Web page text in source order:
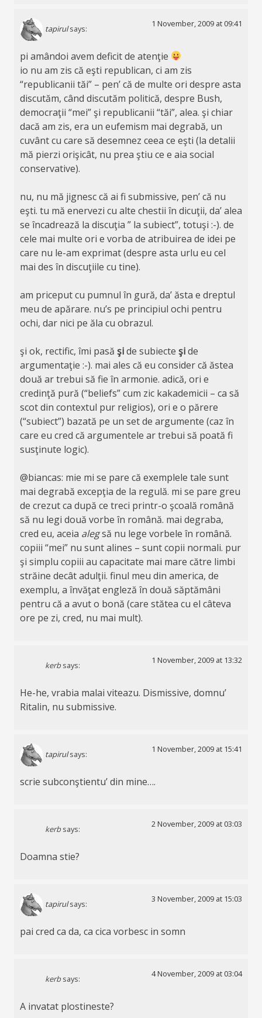
tapirul says:
1 November, 2009 at 09:41
pi amândoi avem deficit de atenţie
io nu am zis că eşti republican, ci am zis
“republicanii tăi” – pen’ că de multe ori despre asta
discutăm, când discutăm politică, despre Bush,
democraţii “mei” şi republicanii “tăi”, alea. şi chiar
dacă am zis, era un eufemism mai degrabă, un
cuvânt cu care să desemnez ceea ce eşti (la detalii
mă pierzi orişicât, nu prea ştiu ce e aia social
conservative).
nu, nu mă jignesc că ai fi submissive, pen’ că nu
eşti. tu mă enervezi cu alte chestii în dicuţii, da’ alea
se încadrează la discuţia ” la subiect”, totuşi :-). de
cele mai multe ori e vorba de atribuirea de idei pe
care nu le-am exprimat (despre asta urlu eu cel
mai des în discuţiile cu tine).
am priceput cu pumnul în gură, da’ ăsta e dreptul
meu de apărare. nu’s pe principiul ochi pentru
ochi, dar nici pe ăla cu obrazul.
şi ok, rectific, îmi pasă şide subiecte şide
argumentaţie :-). mai ales că eu consider că ăstea
două ar trebui să fie în armonie. adică, ori e
credinţă pură (“beliefs” cum zic kakademicii – ca să
scot din contextul pur religios), ori e o părere
(“subiect”) bazată pe un set de argumente (caz în
care eu cred că argumentele ar trebui să poată fi
susţinute logic).
@biancas: mie mi se pare că exemplele tale sunt
mai degrabă excepţia de la regulă. mi se pare greu
de crezut ca după ce treci printr-o şcoală română
să nu legi două vorbe în română. mai degraba,
cred eu, aceia alegsă nu lege vorbele în română.
copiii “mei” nu sunt alines – sunt copii normali. pur
şi simplu copiii au capacitate mai mare către limbi
străine decât adulţii. finul meu din america, de
exemplu, a învăţat engleză în două săptămâni
pentru că a avut o bonă (care stătea cu el câteva
ore pe zi, cred, nu mai mult).
kerb says:
1 November, 2009 at 13:32
He-he, vrabia malai viteazu. Dismissive, domnu’
Ritalin, nu submissive.
tapirul says:
1 November, 2009 at 15:41
scrie subconştientu’ din mine….
kerb says:
2 November, 2009 at 03:03
Doamna stie?
tapirul says:
3 November, 2009 at 15:03
pai cred ca da, ca cica vorbesc in somn
kerb says:
4 November, 2009 at 03:04
A invatat plostineste?